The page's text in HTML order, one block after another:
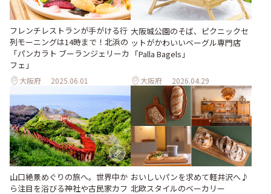
フレンチレストランが手がける行
列モーニングは14時まで！北浜の
「パンカラト ブーランジェリーカ
フェ」
大阪府 2025.06.01
大阪城公園のそば、ピクニックセ
ットがかわいいベーグル専門店
「Palla Bagels」
大阪府 2026.04.29
山口絶景めぐりの旅へ。世界中か
ら注目を浴びる神社や古民家カフ
おいしいパンを求めて軽井沢へ♪
北欧スタイルのベーカリー